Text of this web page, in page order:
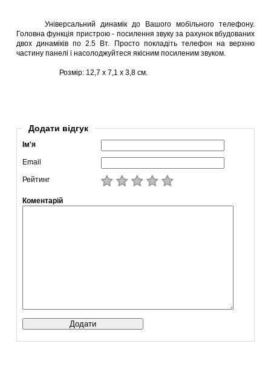
Універсальний динамік до Вашого мобільного телефону.
Головна функція пристрою - посилення звуку за рахунок вбудованих
двох динаміків по 2.5 Вт. Просто покладіть телефон на верхню
частину панелі і насолоджуйтеся якісним посиленим звуком.
Розмір: 12,7 x 7,1 x 3,8 см.
Додати відгук
Ім'я
Email
Рейтинг
Коментарій